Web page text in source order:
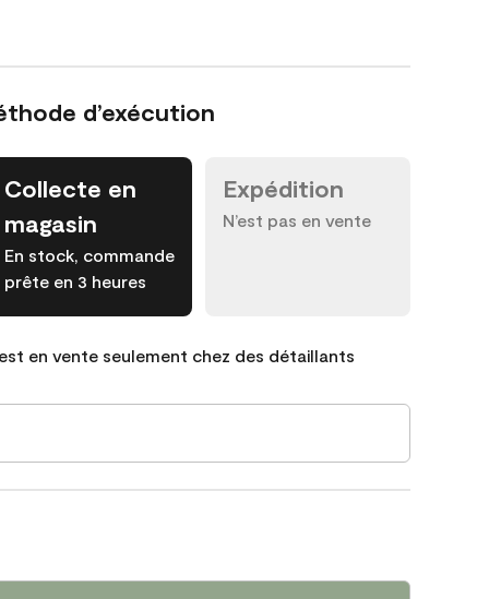
d’exécution
Collecte en
magasin
En stock, commande
prête en 3 heures
Expédition
N’est pas en vente
en vente seulement chez des détaillants